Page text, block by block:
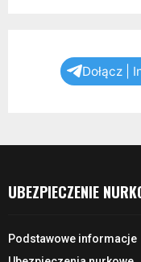
Dołącz |
UBEZPIECZENIE
Podstawowe informacje